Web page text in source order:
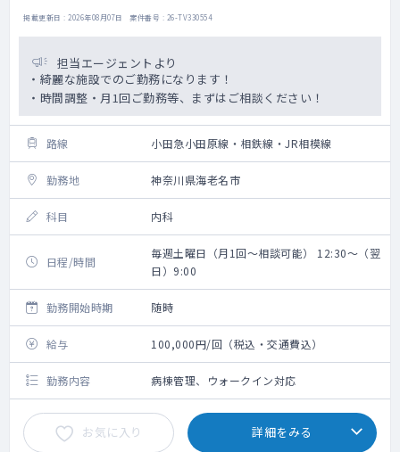
掲載更新日 : 2026年08月07日 案件番号 : 26-TV330554
担当エージェントより
・綺麗な施設でのご勤務になります！
・時間調整・月1回ご勤務等、まずはご相談ください！
路線 小田急小田原線・相鉄線・JR相模線
勤務地 神奈川県海老名市
科目 内科
日程/時間
毎週土曜日（月1回～相談可能） 12:30～（翌
日）9:00
勤務開始時期 随時
給与 100,000円/回（税込・交通費込）
勤務内容 病棟管理、ウォークイン対応
お気に入り 詳細をみる